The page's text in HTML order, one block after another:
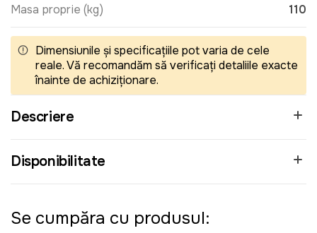
Masa proprie (kg) 110
Dimensiunile și specificațiile pot varia de cele
reale. Vă recomandăm să verificați detaliile exacte
înainte de achiziționare.
Descriere
Disponibilitate
Se cumpăra cu produsul: